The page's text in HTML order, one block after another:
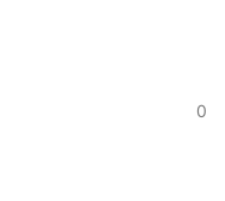
0